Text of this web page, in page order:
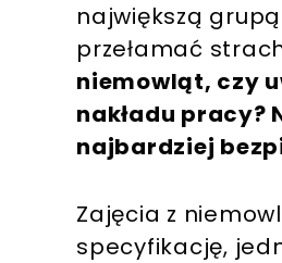
największą
przełamać
niemowląt, czy
nakładu pracy?
najbardziej
Zajęcia z
specyfikację,